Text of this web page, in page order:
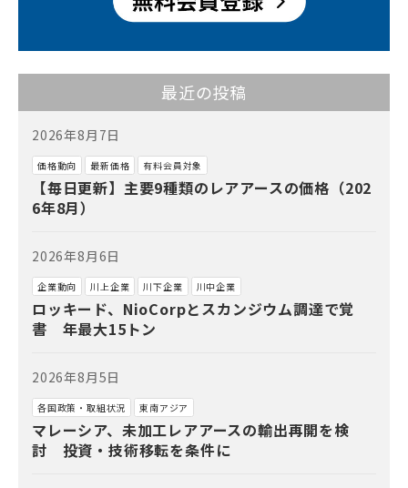
最近の投稿
2026年8月7日
価格動向 最新価格 有料会員対象
【毎日更新】主要9種類のレアアースの価格（202
6年8月）
2026年8月6日
企業動向 川上企業 川下企業 川中企業
ロッキード、NioCorpとスカンジウム調達で覚
書 年最大15トン
2026年8月5日
各国政策・取組状況 東南アジア
マレーシア、未加工レアアースの輸出再開を検
討 投資・技術移転を条件に